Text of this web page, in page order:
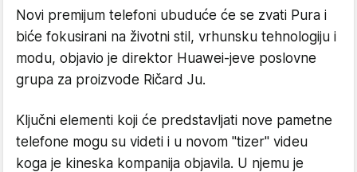
Novi premijum telefoni ubuduće će se zvati Pura i
biće fokusirani na životni stil, vrhunsku tehnologiju i
modu, objavio je direktor Huawei-jeve poslovne
grupa za proizvode Ričard Ju.
Ključni elementi koji će predstavljati nove pametne
telefone mogu su videti i u novom "tizer" videu
koga je kineska kompanija objavila. U njemu je